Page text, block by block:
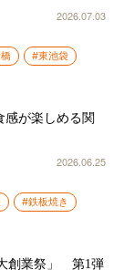
2026.07.03
#東池袋
感が楽しめる関
2026.06.25
#鉄板焼き
創業祭」 第1弾